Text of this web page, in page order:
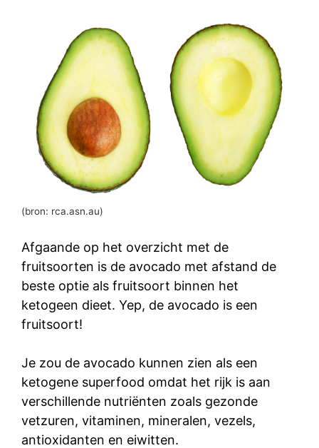
(bron: rca.asn.au)
Afgaande op het overzicht met de
fruitsoorten is de avocado met afstand de
beste optie als fruitsoort binnen het
ketogeen dieet. Yep, de avocado is een
fruitsoort!
Je zou de avocado kunnen zien als een
ketogene superfood omdat het rijk is aan
verschillende nutriënten zoals gezonde
vetzuren, vitaminen, mineralen, vezels,
antioxidanten en eiwitten.